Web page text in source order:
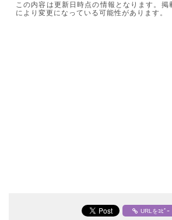
この内容は更新日時点の情報となります。掲
により変更になっている可能性があります。
URLをｺﾋﾟｰ